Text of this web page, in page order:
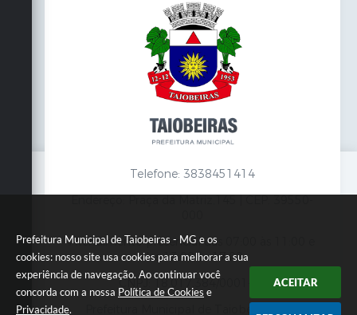
Prefeitura Municipal de Taiobeiras - MG e os
cookies: nosso site usa cookies para melhorar a sua
experiência de navegação. Ao continuar você
concorda com a nossa Política de Cookies e
Privacidade.
ACEITAR
Telefone: 3838451414
Atendimento presencial das 07:00 às 11:00 e
das 13:00 às 17:00
CNPJ: 18.017.384/0001-10